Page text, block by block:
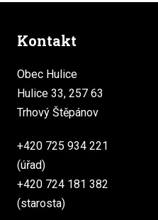
Kontakt
Obec Hulice
Hulice 33, 257 63
Trhový Štěpánov
+420 725 934 221
(úřad)
+420 724 181 382
(starosta)